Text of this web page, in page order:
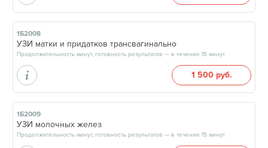
1Б2008
УЗИ матки и придатков трансвагинально
Продолжительность минут, готовность результатов — в течение 15 минут
1 500 руб.
1Б2009
УЗИ молочных желез
Продолжительность минут, готовность результатов — в течение 15 минут